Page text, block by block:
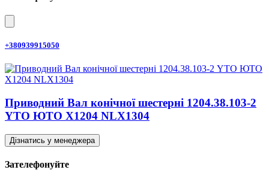
+380939915050
Приводний Вал конічної шестерні 1204.38.103-2
YTO ЮТО X1204 NLX1304
Дізнатись у менеджера
Зателефонуйте